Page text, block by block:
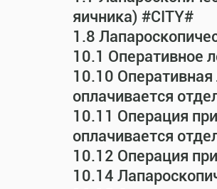
яичника) #CITY#
1.8
10.1 Оперативное
10.10
оплачивается
10.11 Операция
оплачивается
10.12 Операция
10.14